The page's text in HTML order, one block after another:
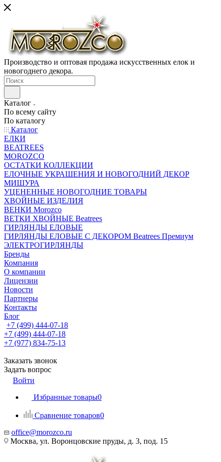
Производство и оптовая продажа искусственных елок и
новогоднего декора.
Каталог
По всему сайту
По каталогу
Каталог
ЕЛКИ
BEATREES
MOROZCO
ОСТАТКИ КОЛЛЕКЦИИ
ЕЛОЧНЫЕ УКРАШЕНИЯ И НОВОГОДНИЙ ДЕКОР
МИШУРА
УЦЕНЕННЫЕ НОВОГОДНИЕ ТОВАРЫ
ХВОЙНЫЕ ИЗДЕЛИЯ
ВЕНКИ Morozco
ВЕТКИ ХВОЙНЫЕ Beatrees
ГИРЛЯНДЫ ЕЛОВЫЕ
ГИРЛЯНДЫ ЕЛОВЫЕ С ДЕКОРОМ Beatrees Премиум
ЭЛЕКТРОГИРЛЯНДЫ
Бренды
Компания
О компании
Лицензии
Новости
Партнеры
Контакты
Блог
+7 (499) 444-07-18
+7 (499) 444-07-18
+7 (977) 834-75-13
Заказать звонок
Задать вопрос
Войти
Избранные товары0
Сравнение товаров0
office@morozco.ru
Москва, ул. Воронцовские пруды, д. 3, под. 15